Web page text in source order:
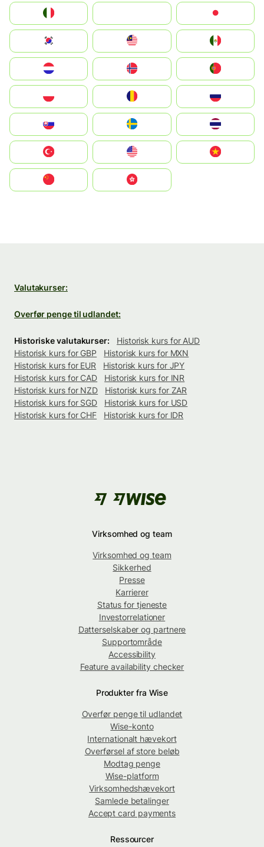
South Korea
United States
中國香港特別行政區
Valutakurser:
Overfør penge til udlandet:
Historiske valutakurser:
Historisk kurs for AUD
Historisk kurs for GBP
Historisk kurs for MXN
Historisk kurs for EUR
Historisk kurs for JPY
Historisk kurs for CAD
Historisk kurs for INR
Historisk kurs for NZD
Historisk kurs for ZAR
Historisk kurs for SGD
Historisk kurs for USD
Historisk kurs for CHF
Historisk kurs for IDR
Virksomhed og team
Virksomhed og team
Sikkerhed
Presse
Karrierer
Status for tjeneste
Investorrelationer
Datterselskaber og partnere
Supportområde
Accessibility
Feature availability checker
Produkter fra Wise
Overfør penge til udlandet
Wise-konto
Internationalt hævekort
Overførsel af store beløb
Modtag penge
Wise-platform
Virksomhedshævekort
Samlede betalinger
Accept card payments
Ressourcer